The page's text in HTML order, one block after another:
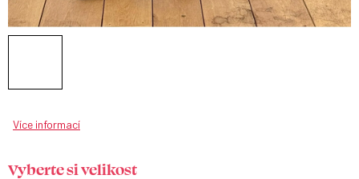
Více informací
Vyberte si velikost